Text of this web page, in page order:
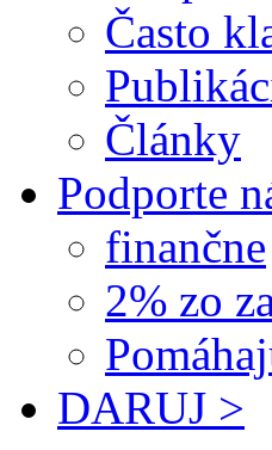
Často
Články
Podporte
finančne
2% zo
DARUJ >